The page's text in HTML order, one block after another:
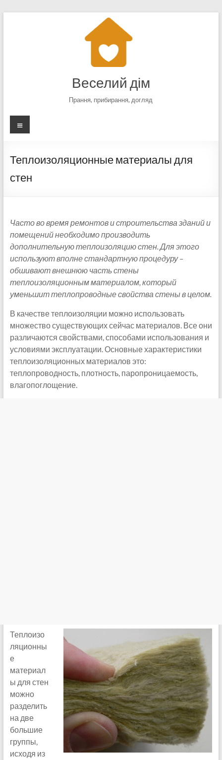
Веселий дім
Прання, прибирання, догляд
Меню
Теплоизоляционные материалы для
стен
Часто во время ремонтов и строительства зданий и
помещений необходимо производить
дополнительную теплоизоляцию стен.Для этого
используют вполне стандартную процедуру –
обшивают внешнюю часть стены
теплоизоляционным материалом, который
уменьшит теплопроводные свойства стены в целом.
В качестве теплоизоляции можно использовать
множество существующих сейчас материалов. Все они
различаются свойствами, способами использования и
условиями эксплуатации. Основные характеристики
теплоизоляционных материалов это:
теплопроводность, плотность, паропроницаемость,
влагопоглощение.
Теплоизо
ляционны
е
материал
ы для стен
можно
разделить
на две
большие
группы,
исходя из